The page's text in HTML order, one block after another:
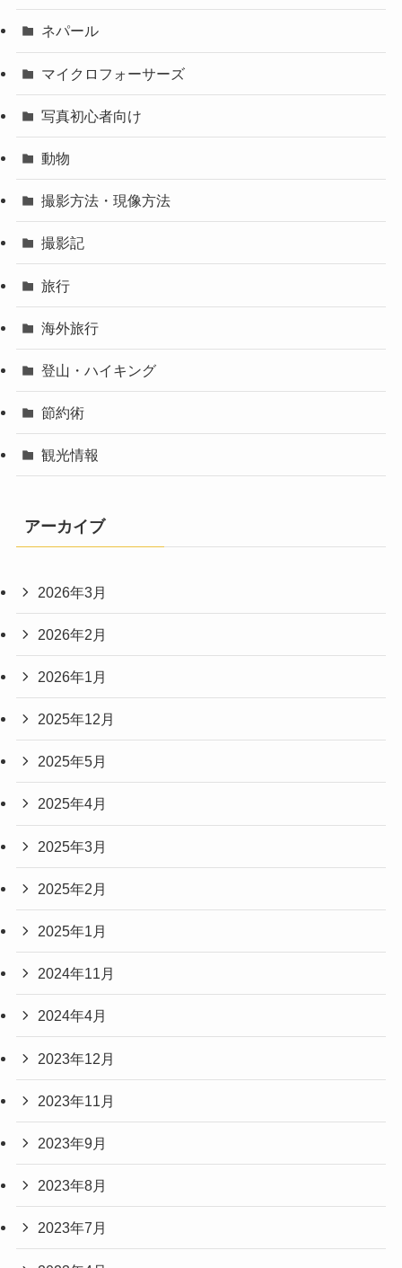
ネパール
マイクロフォーサーズ
写真初心者向け
動物
撮影方法・現像方法
撮影記
旅行
海外旅行
登山・ハイキング
節約術
観光情報
アーカイブ
2026年3月
2026年2月
2026年1月
2025年12月
2025年5月
2025年4月
2025年3月
2025年2月
2025年1月
2024年11月
2024年4月
2023年12月
2023年11月
2023年9月
2023年8月
2023年7月